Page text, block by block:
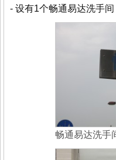
- 设有1个畅通易达洗手
畅通易达洗手